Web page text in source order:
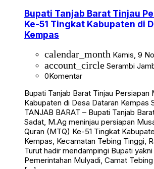
Bupati Tanjab Barat Tinjau
Ke-51 Tingkat Kabupaten di
Kempas
calendar_month Kamis, 9
account_circle Serambi
0Komentar
Bupati Tanjab Barat Tinjau Persiapan
Kabupaten di Desa Dataran Kempas
TANJAB BARAT – Bupati Tanjab
Sadat, M.Ag meninjau persiapan
Quran (MTQ) Ke-51 Tingkat
Kempas, Kecamatan Tebing Tinggi,
Turut hadir mendampingi Bupati
Pemerintahan Mulyadi, Camat